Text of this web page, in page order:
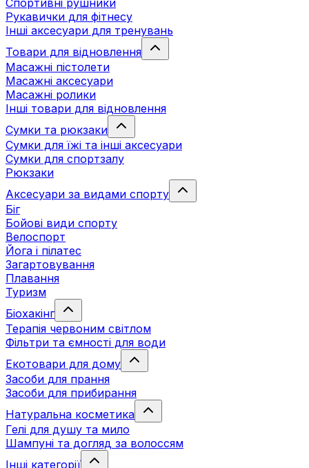
Спортивні рушники
Рукавички для фітнесу
Інші аксесуари для тренувань
Товари для відновлення
Масажні пістолети
Масажні аксесуари
Масажні ролики
Інші товари для відновлення
Сумки та рюкзаки
Сумки для їжі та інші аксесуари
Сумки для спортзалу
Рюкзаки
Аксесуари за видами спорту
Біг
Бойові види спорту
Велоспорт
Йога і пілатес
Загартовування
Плавання
Туризм
Біохакінг
Терапія червоним світлом
Фільтри та ємності для води
Екотовари для дому
Засоби для прання
Засоби для прибирання
Натуральна косметика
Гелі для душу та мило
Шампуні та догляд за волоссям
Інші категорії